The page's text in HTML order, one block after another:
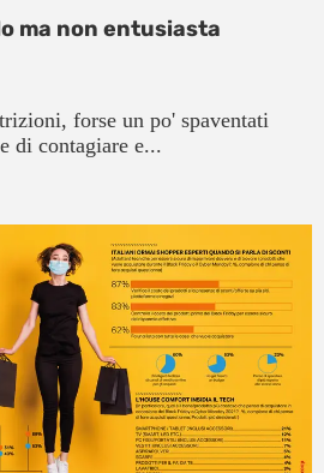
ma non entusiasta
forse un po' spaventati
di contagiare e...